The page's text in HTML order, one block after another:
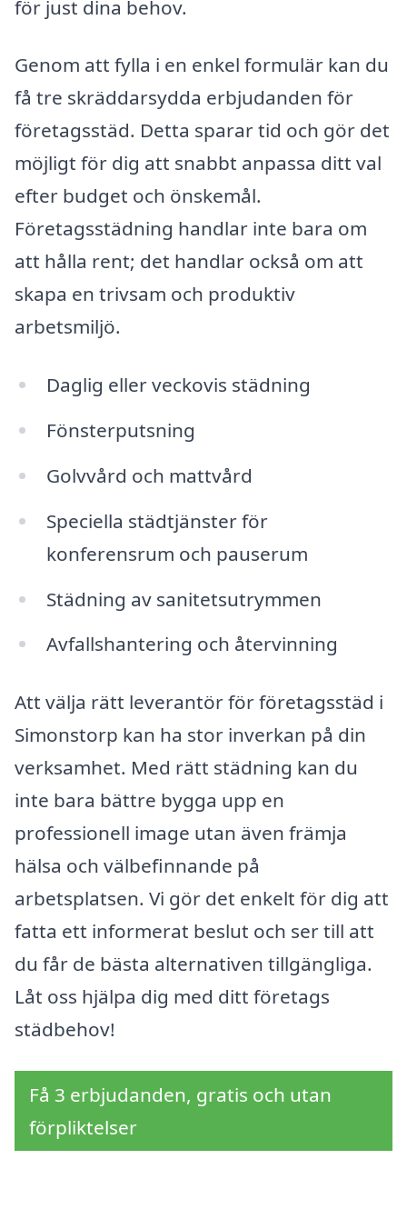
för just dina behov.
Genom att fylla i en enkel formulär kan du
få tre skräddarsydda erbjudanden för
företagsstäd. Detta sparar tid och gör det
möjligt för dig att snabbt anpassa ditt val
efter budget och önskemål.
Företagsstädning handlar inte bara om
att hålla rent; det handlar också om att
skapa en trivsam och produktiv
arbetsmiljö.
Daglig eller veckovis städning
Fönsterputsning
Golvvård och mattvård
Speciella städtjänster för
konferensrum och pauserum
Städning av sanitetsutrymmen
Avfallshantering och återvinning
Att välja rätt leverantör för företagsstäd i
Simonstorp kan ha stor inverkan på din
verksamhet. Med rätt städning kan du
inte bara bättre bygga upp en
professionell image utan även främja
hälsa och välbefinnande på
arbetsplatsen. Vi gör det enkelt för dig att
fatta ett informerat beslut och ser till att
du får de bästa alternativen tillgängliga.
Låt oss hjälpa dig med ditt företags
städbehov!
Få 3 erbjudanden, gratis och utan
förpliktelser